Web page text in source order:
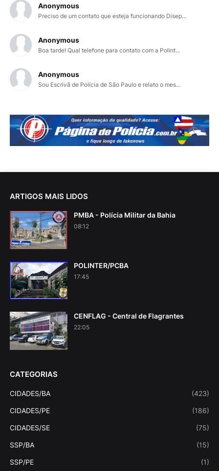
Anonymous
Preciso de um contato que esteja funcionando Disep...
Anonymous
Boa tarde! Qual telefone para contato com a Polint...
Anonymous
Sou Escrivã de Polícia de São Paulo e relato o mes...
ARTIGOS MAIS LIDOS
PMBA - Polícia Militar da Bahia
08:12
POLINTER/PCBA
17:45
CENFLAG - Central de Flagrantes
22:05
CATEGORIAS
CIDADES/BA (423)
CIDADES/PE (186)
CIDADES/SE (75)
SSP/BA (15)
SSP/PE (1)